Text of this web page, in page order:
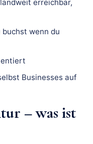
erreichbar,
wenn du
Businesses auf
– was ist